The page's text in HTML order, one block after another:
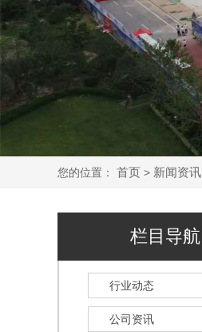
您的位置： 首页 > 新闻资讯
栏目导航
行业动态
公司资讯